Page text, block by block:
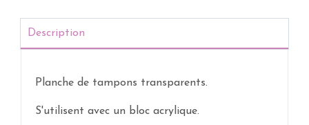
Description
Planche de tampons transparents.
S'utilisent avec un bloc acrylique.